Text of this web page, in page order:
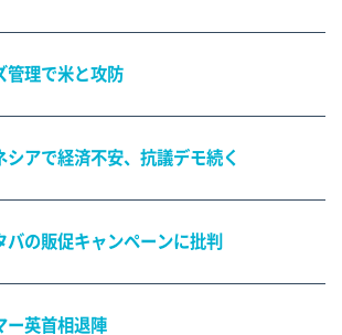
管理で米と攻防
シアで経済不安、抗議デモ続く
バの販促キャンペーンに批判
ー英首相退陣